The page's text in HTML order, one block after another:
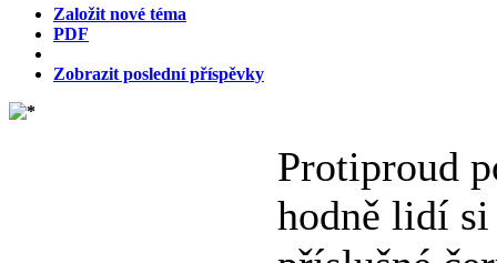
Založit nové téma
PDF
Zobrazit poslední příspěvky
Protiproud
hodně lidí